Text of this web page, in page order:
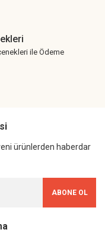
ile Ödeme
ürünlerden haberdar
ABONE OL